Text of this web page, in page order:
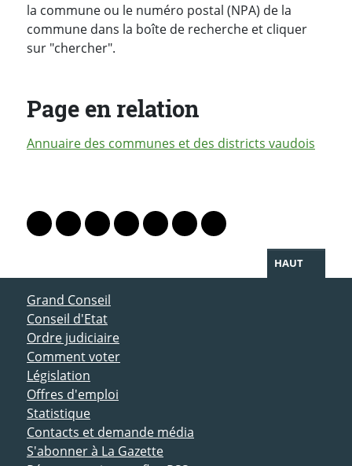
la commune ou le numéro postal (NPA) de la
commune dans la boîte de recherche et cliquer
sur "chercher".
Page en relation
Annuaire des communes et des districts vaudois
Lien vers le profil Mastodon
Lien vers le profil Bluesky
Lien vers le profil Instagram
Lien vers le profil Linkedin
Lien vers le profil Facebook
Lien vers le profil Twitter
Partager par WhatsApp
HAUT
ACCÈS DIRECT
Grand Conseil
Conseil d'Etat
Ordre judiciaire
Comment voter
Législation
Offres d'emploi
Statistique
Contacts et demande média
S'abonner à La Gazette